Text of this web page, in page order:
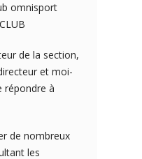
omnisport
de la section,
et moi-
répondre à
de nombreux
les